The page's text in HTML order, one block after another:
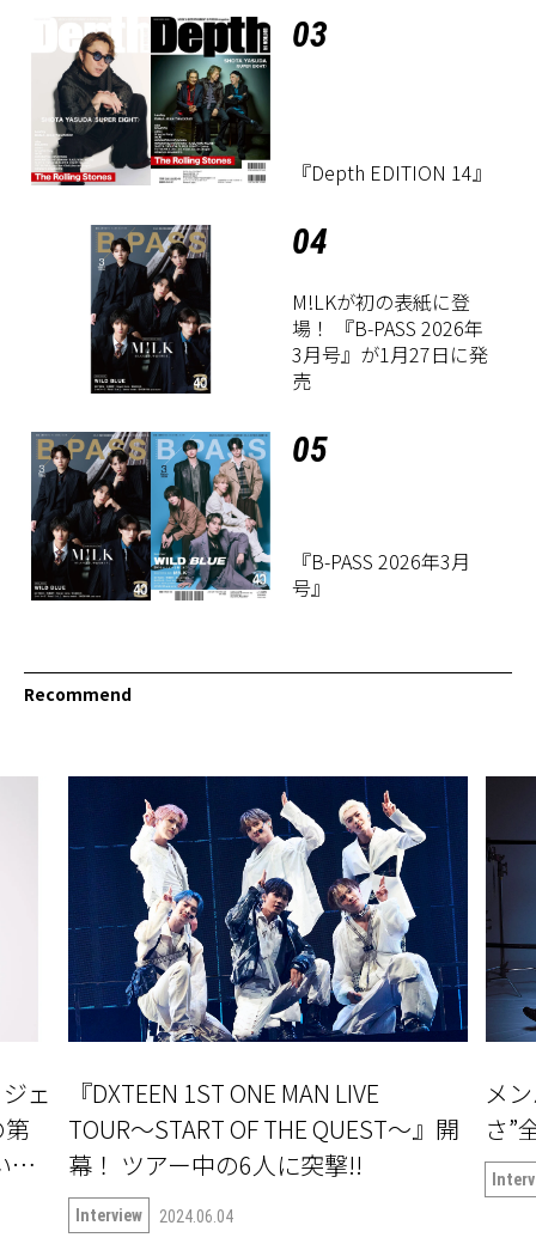
03
『Depth EDITION 14』
04
M!LKが初の表紙に登
場！ 『B-PASS 2026年
3月号』が1月27日に発
売
05
『B-PASS 2026年3月
号』
Recommend
ェ
第
て
『DXTEEN 1ST ONE MAN LIVE
TOUR〜START OF THE QUEST〜』開
幕！ ツアー中の6人に突撃!!
Interview 2024.06.04
メ
さ”